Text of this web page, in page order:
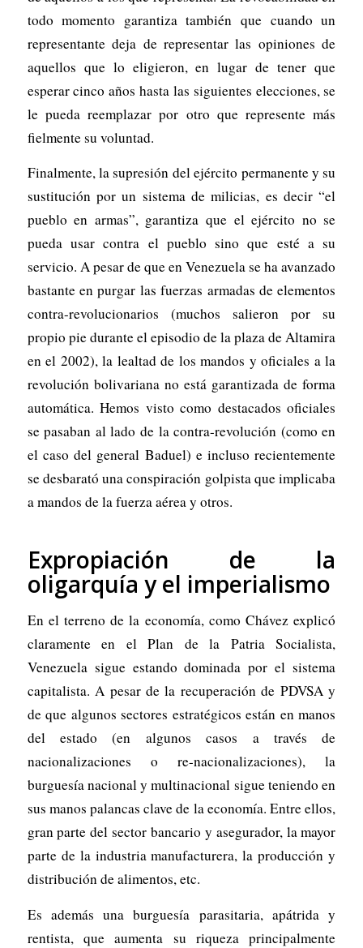
todo momento garantiza también que cuando un
representante deja de representar las opiniones de
aquellos que lo eligieron, en lugar de tener que
esperar cinco años hasta las siguientes elecciones, se
le pueda reemplazar por otro que represente más
fielmente su voluntad.
Finalmente, la supresión del ejército permanente y su
sustitución por un sistema de milicias, es decir “el
pueblo en armas”, garantiza que el ejército no se
pueda usar contra el pueblo sino que esté a su
servicio. A pesar de que en Venezuela se ha avanzado
bastante en purgar las fuerzas armadas de elementos
contra-revolucionarios (muchos salieron por su
propio pie durante el episodio de la plaza de Altamira
en el 2002), la lealtad de los mandos y oficiales a la
revolución bolivariana no está garantizada de forma
automática. Hemos visto como destacados oficiales
se pasaban al lado de la contra-revolución (como en
el caso del general Baduel) e incluso recientemente
se desbarató una conspiración golpista que implicaba
a mandos de la fuerza aérea y otros.
Expropiación de la
oligarquía y el imperialismo
En el terreno de la economía, como Chávez explicó
claramente en el Plan de la Patria Socialista,
Venezuela sigue estando dominada por el sistema
capitalista. A pesar de la recuperación de PDVSA y
de que algunos sectores estratégicos están en manos
del estado (en algunos casos a través de
nacionalizaciones o re-nacionalizaciones), la
burguesía nacional y multinacional sigue teniendo en
sus manos palancas clave de la economía. Entre ellos,
gran parte del sector bancario y asegurador, la mayor
parte de la industria manufacturera, la producción y
distribución de alimentos, etc.
Es además una burguesía parasitaria, apátrida y
rentista, que aumenta su riqueza principalmente